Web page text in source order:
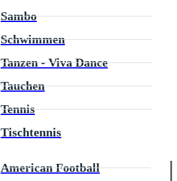
Sambo
Schwimmen
Tanzen - Viva Dance
Tauchen
Tennis
Tischtennis
American Football